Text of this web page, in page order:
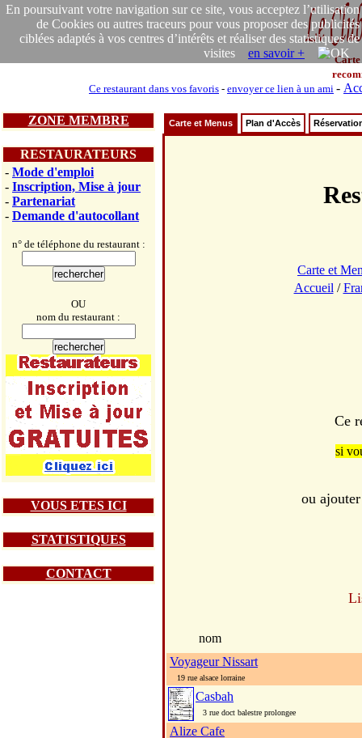
En poursuivant votre navigation sur ce site, vous acceptez l’utilisation
de Cookies ou autres traceurs pour vous proposer des publicités
ciblées adaptés à vos centres d’intérêts et réaliser des statistiques de
visites en savoir +
Carte
Ce restaurant dans vos favoris - envoyer ce lien à un ami -
ZONE MEMBRE
RESTAURATEURS
- Mode d'emploi
- Inscription, Mise à jour
- Partenariat
- Demande d'autocollant
n° de téléphone du restaurant :
OU
nom du restaurant :
VOUS ETES ICI
STATISTIQUES
CONTACT
Carte et Menus Plan d'Accès
Carte et
Accueil /
Ce
si
ou
nom
Voyageur Nissart
19 rue alsace lorraine
Casbah
3 rue doct balestre prolongee
Alize Cafe